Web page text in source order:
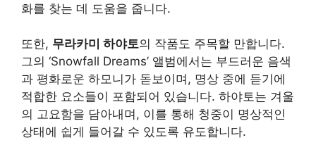
화를 찾는 데 도움을 줍니다.
또한, 무라카미 하야토의 작품도 주목할 만합니다.
그의 ‘Snowfall Dreams’ 앨범에서는 부드러운 음색
과 평화로운 하모니가 돋보이며, 명상 중에 듣기에
적합한 요소들이 포함되어 있습니다. 하야토는 겨울
의 고요함을 담아내며, 이를 통해 청중이 명상적인
상태에 쉽게 들어갈 수 있도록 유도합니다.